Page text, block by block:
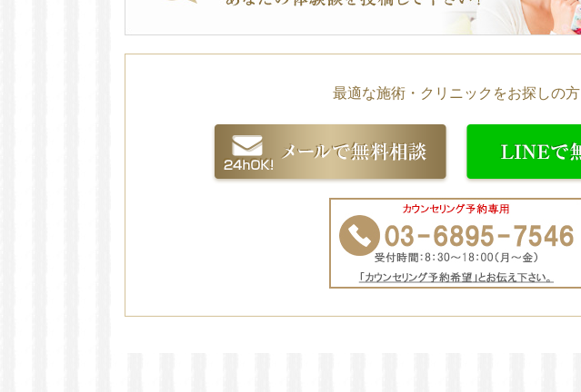
最適な施術・クリニックをお探しの方